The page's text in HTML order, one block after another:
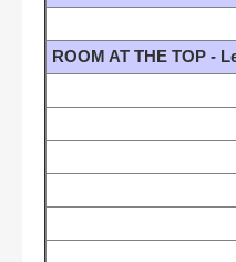
ROOM AT THE TOP -